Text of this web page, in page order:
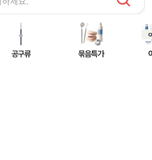
공구류 묶음특가